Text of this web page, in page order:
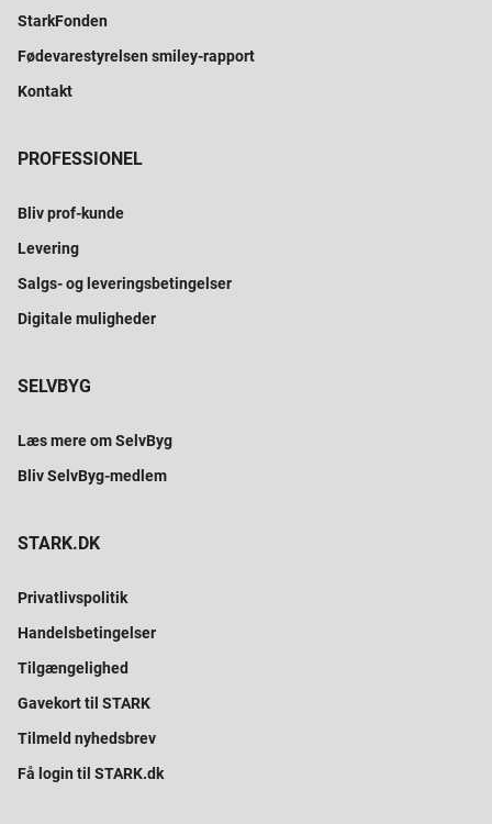
StarkFonden
Fødevarestyrelsen smiley-rapport
Kontakt
PROFESSIONEL
Bliv prof-kunde
Levering
Salgs- og leveringsbetingelser
Digitale muligheder
SELVBYG
Læs mere om SelvByg
Bliv SelvByg-medlem
STARK.DK
Privatlivspolitik
Handelsbetingelser
Tilgængelighed
Gavekort til STARK
Tilmeld nyhedsbrev
Få login til STARK.dk